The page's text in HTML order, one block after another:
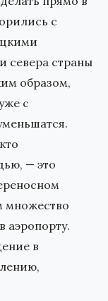
с
севера страны
образом,
с
— это
множество
аэропорту.
в